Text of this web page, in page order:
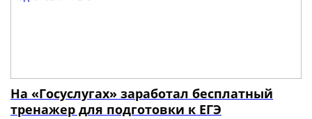
На «Госуслугах» заработал бесплатный
тренажер для подготовки к ЕГЭ